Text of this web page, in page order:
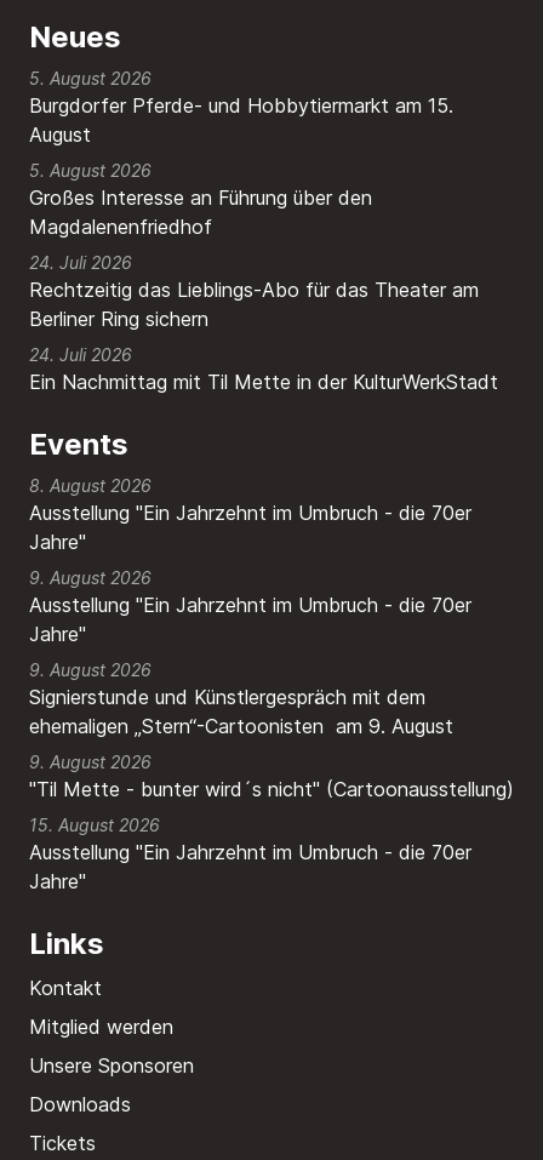
Neues
Burgdorfer Pferde- und Hobbytiermarkt am 15.
August
5. August 2026
Großes Interesse an Führung über den
Magdalenenfriedhof
5. August 2026
Rechtzeitig das Lieblings-Abo für das Theater am
Berliner Ring sichern
24. Juli 2026
Ein Nachmittag mit Til Mette in der KulturWerkStadt
24. Juli 2026
Events
8. August 2026
Ausstellung "Ein Jahrzehnt im Umbruch - die 70er
Jahre"
9. August 2026
Ausstellung "Ein Jahrzehnt im Umbruch - die 70er
Jahre"
9. August 2026
Signierstunde und Künstlergespräch mit dem
ehemaligen „Stern“-Cartoonisten am 9. August
9. August 2026
"Til Mette - bunter wird´s nicht" (Cartoonausstellung)
15. August 2026
Ausstellung "Ein Jahrzehnt im Umbruch - die 70er
Jahre"
Links
Kontakt
Mitglied werden
Unsere Sponsoren
Downloads
Tickets